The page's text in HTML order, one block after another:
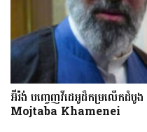
អ៊ីរ៉ង់ បញ្ចេញវីដេអូដ៏កម្រលើក​ដំបូង
Mojtaba Khamenei